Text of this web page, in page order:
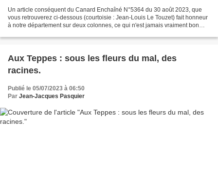
Un article conséquent du Canard Enchaîné N°5364 du 30 août 2023, que
vous retrouverez ci-dessous (courtoisie : Jean-Louis Le Touzet) fait honneur
à notre département sur deux colonnes, ce qui n'est jamais vraiment bon
Aux Teppes : sous les fleurs du mal, des
racines.
Publié le 05/07/2023 à 06:50
Par Jean-Jacques Pasquier